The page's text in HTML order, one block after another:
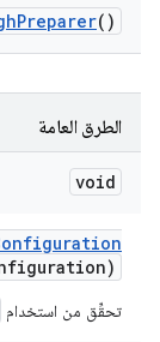
Preparer()
الطرق العامة
void
تحقِّق من استخدام